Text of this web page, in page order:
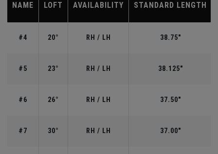
NAME LOFT AVAILABILITY STANDARD LENGTH
#4 20° RH / LH 38.75"
#5 23° RH / LH 38.125"
#6 26° RH / LH 37.50"
#7 30° RH / LH 37.00"